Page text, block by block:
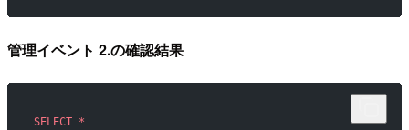
管理イベント 2.の確認結果
SELECT *